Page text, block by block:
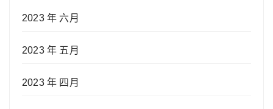
2023 年 六月
2023 年 五月
2023 年 四月